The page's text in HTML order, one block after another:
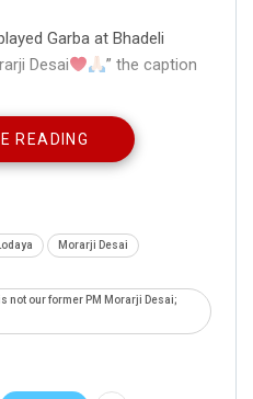
Garba at Bhadeli
Desai
” the caption
READING
Morarji Desai
not our former PM Morarji Desai;